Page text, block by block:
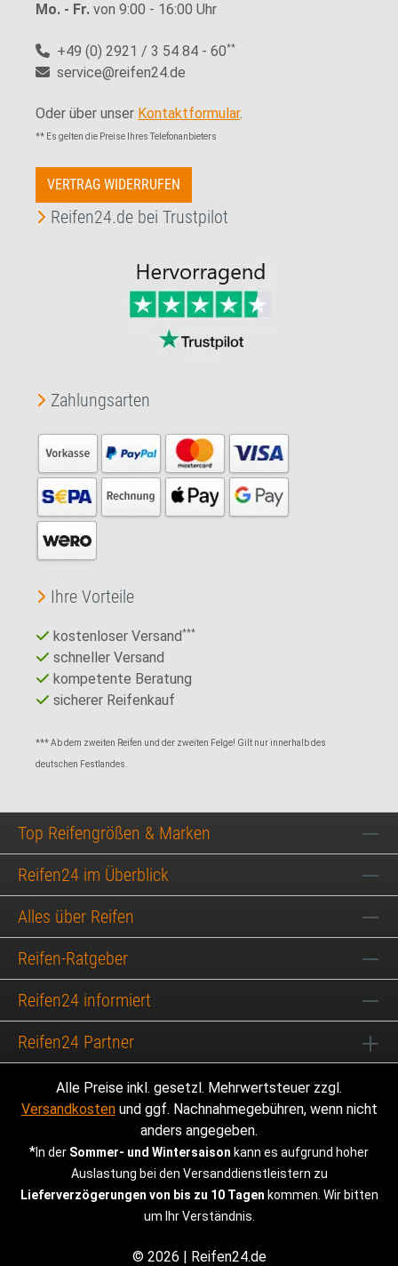
Mo. - Fr. von 9:00 - 16:00 Uhr
+49 (0) 2921 / 3 54 84 - 60**
service@reifen24.de
Oder über unser Kontaktformular.
** Es gelten die Preise Ihres Telefonanbieters
VERTRAG WIDERRUFEN
Reifen24.de bei Trustpilot
Zahlungsarten
Ihre Vorteile
kostenloser Versand***
schneller Versand
kompetente Beratung
sicherer Reifenkauf
*** Ab dem zweiten Reifen und der zweiten Felge! Gilt nur innerhalb des
deutschen Festlandes.
Top Reifengrößen & Marken
Reifen24 im Überblick
Alles über Reifen
Reifen-Ratgeber
Reifen24 informiert
Reifen24 Partner
Alle Preise inkl. gesetzl. Mehrwertsteuer zzgl.
Versandkostenund ggf. Nachnahmegebühren, wenn nicht
anders angegeben.
*In der Sommer- und Wintersaison kann es aufgrund hoher
Auslastung bei den Versanddienstleistern zu
Lieferverzögerungen von bis zu 10 Tagen kommen. Wir bitten
um Ihr Verständnis.
© 2026 | Reifen24.de